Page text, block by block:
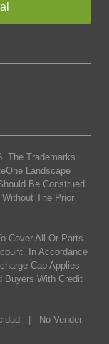
. The Trademarks
Landscape
Be Construed
The Prior
Cover All Or Parts
In Accordance
Cap Applies
Buyers With Credit
No Vender